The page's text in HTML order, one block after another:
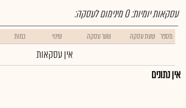
עסקאות יומיות:0מינימום לעסקה:
מספר שעת עסקה שער עסקה שינוי כמות
אין עסקאות
אין נתונים